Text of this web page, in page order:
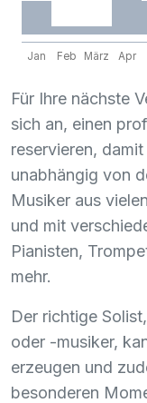
Jan Feb März Apr
Für Ihre nächste
sich an, einen
reservieren,
unabhängig von
Musiker aus
und mit
Pianisten,
mehr.
Der richtige
oder -musiker,
erzeugen und
besonderen